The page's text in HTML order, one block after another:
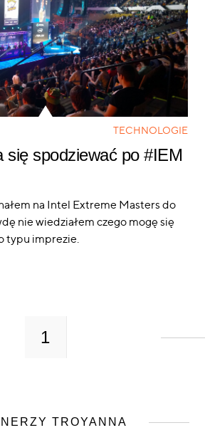
TECHNOLOGIE
się spodziewać po #IEM
na Intel Extreme Masters do
nie wiedziałem czego mogę się
typu imprezie.
1
TROYANNA